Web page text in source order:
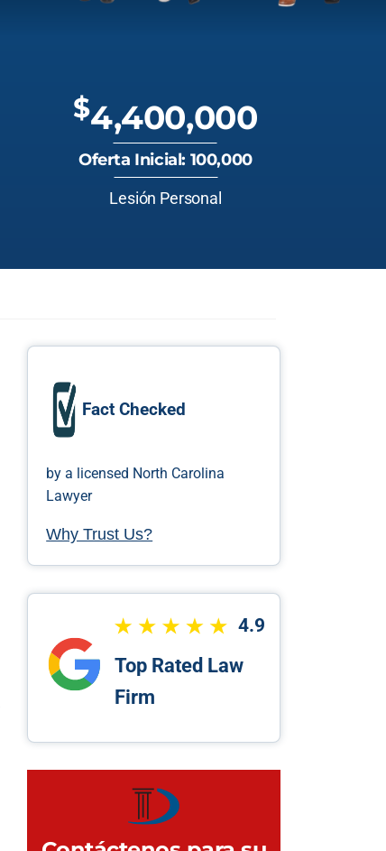
$4,400,000
Oferta Inicial: 100,000
Lesión Personal
Fact Checked
by a licensed North Carolina
Lawyer
Why Trust Us?
4.9
Top Rated Law
Firm